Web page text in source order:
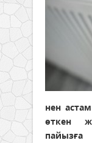
нен
өткен
пайызға